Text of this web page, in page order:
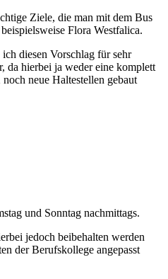
Ziele, die man mit dem Bus
Flora Westfalica.
diesen Vorschlag für sehr
da hierbei ja weder eine komplett
neue Haltestellen gebaut
und Sonntag nachmittags.
jedoch beibehalten werden
der Berufskollege angepasst